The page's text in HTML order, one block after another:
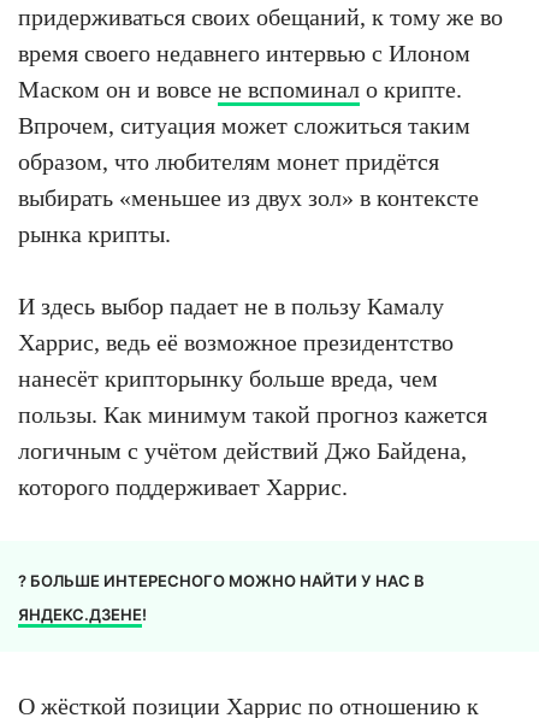
придерживаться своих обещаний, к тому же во
время своего недавнего интервью с Илоном
Маском он и вовсе не вспоминал о крипте.
Впрочем, ситуация может сложиться таким
образом, что любителям монет придётся
выбирать «меньшее из двух зол» в контексте
рынка крипты.
И здесь выбор падает не в пользу Камалу
Харрис, ведь её возможное президентство
нанесёт крипторынку больше вреда, чем
пользы. Как минимум такой прогноз кажется
логичным с учётом действий Джо Байдена,
которого поддерживает Харрис.
? БОЛЬШЕ ИНТЕРЕСНОГО МОЖНО НАЙТИ У НАС В
ЯНДЕКС.ДЗЕНЕ!
О жёсткой позиции Харрис по отношению к